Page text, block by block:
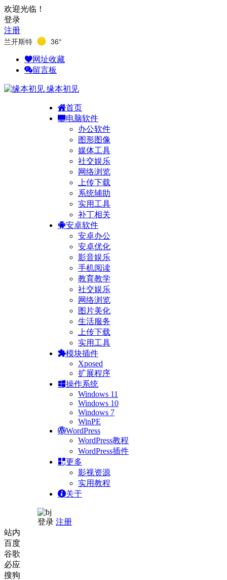
欢迎光临！
登录
注册
兰开斯特 36°
网址收藏
留言板
缘本初见
首页
电脑软件
办公软件
图形图像
媒体工具
社交娱乐
网络浏览
上传下载
系统辅助
实用工具
补丁相关
安卓软件
安卓办公
安卓优化
影音娱乐
手机阅读
教育教学
社交娱乐
网络浏览
图片美化
生活服务
上传下载
实用工具
模块插件
Xposed
扩展程序
操作系统
Windows 11
Windows 10
Windows 7
WinPE
WordPress
WordPress教程
WordPress插件
更多
影视资源
实用教程
关于
登录 注册
站内
百度
谷歌
必应
搜狗